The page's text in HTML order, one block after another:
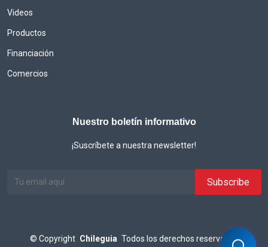
Videos
Productos
Financiación
Comercios
Nuestro boletín informativo
¡Suscríbete a nuestra newsletter!
© Copyright Chileguia Todos los derechos reservados